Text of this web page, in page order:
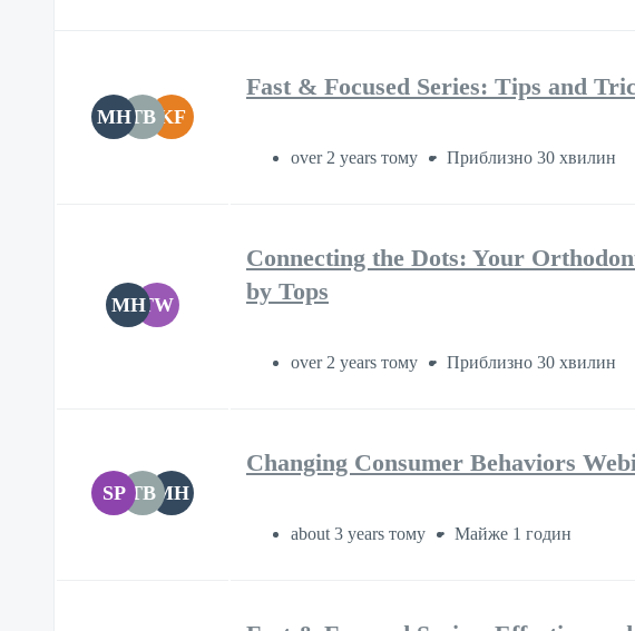
MHTB KF
Fast & Focused Series: Tips and
over 2 years тому Приблизно 30 хвилин
MHTW
Connecting the Dots: Your
by Tops
over 2 years тому Приблизно 30 хвилин
SP TBMH
Changing Consumer Behaviors
about 3 years тому Майже 1 годин